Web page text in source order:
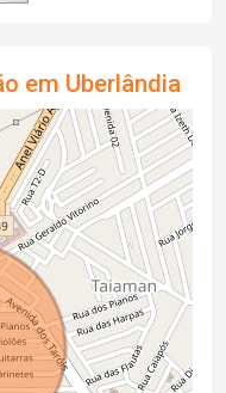
em Uberlândia